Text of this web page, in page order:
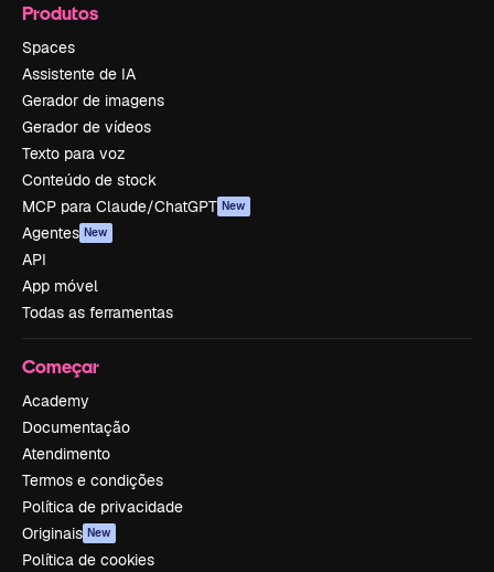
Produtos
Spaces
Assistente de IA
Gerador de imagens
Gerador de vídeos
Texto para voz
Conteúdo de stock
MCP para Claude/ChatGPT New
Agentes New
API
App móvel
Todas as ferramentas
Começar
Academy
Documentação
Atendimento
Termos e condições
Política de privacidade
Originais New
Política de cookies